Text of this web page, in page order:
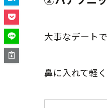
大事なデート
鼻に入れて軽